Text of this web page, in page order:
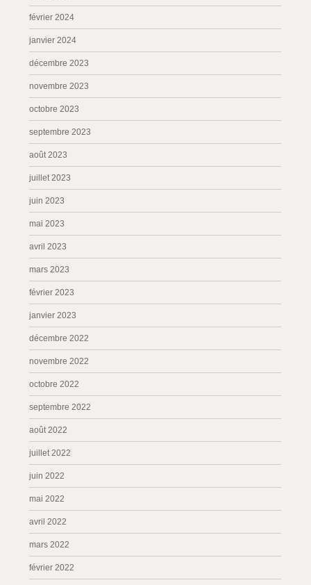
février 2024
janvier 2024
décembre 2023
novembre 2023
octobre 2023
septembre 2023
août 2023
juillet 2023
juin 2023
mai 2023
avril 2023
mars 2023
février 2023
janvier 2023
décembre 2022
novembre 2022
octobre 2022
septembre 2022
août 2022
juillet 2022
juin 2022
mai 2022
avril 2022
mars 2022
février 2022